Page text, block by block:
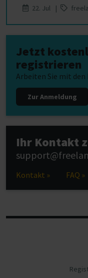
22. Jul |
Jetzt
registrieren
Arbeiten Sie mit den
Zur Anmeldung
Ihr Kontakt
Kontakt » FAQ »